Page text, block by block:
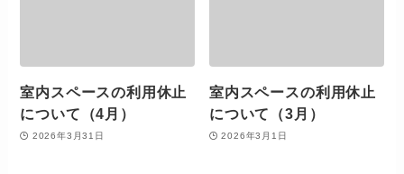
室内スペースの利用休止
について（4月）
2026年3月31日
室内スペースの利用休止
について（3月）
2026年3月1日